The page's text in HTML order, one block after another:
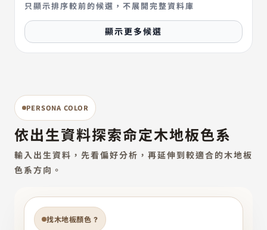
只顯示排序較前的候選，不展開完整資料庫
顯示更多候選
PERSONA COLOR
依出生資料探索命定木地板色系
輸入出生資料，先看偏好分析，再延伸到較適合的木地板
色系方向。
找木地板顏色 ?